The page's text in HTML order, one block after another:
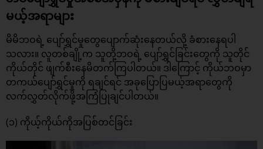
မယ့်အရာများ
မိမိဘဝရဲ့ ပျော်ရွှင်မှုတွေပျောက်ဆုံးနေတယ်လို့ ခံစားနေရပါ
သလား။ လူတစ်ချို့က သူတို့ဘဝရဲ့ ပျော်ရွှင်ခြင်းတွေကို သူတိုင်
ကိုယ်တိုင် ဖျက်စီးနေမိတက်ကြပါတယ်။ ဒါကြောင့် ကိုယ်ဘဝမှာ
တကယ်ပျော်ရွှင်မှုကို ရချင်ရင် အခုပြောပြမယ့်အရာတွေကို
လက်လွှတ်လိုက်ဖို့အကြံပြုချင်ပါတယ်။
(၁) ကိုယ့်ကိုယ်ကိုအပြစ်တင်ခြင်း